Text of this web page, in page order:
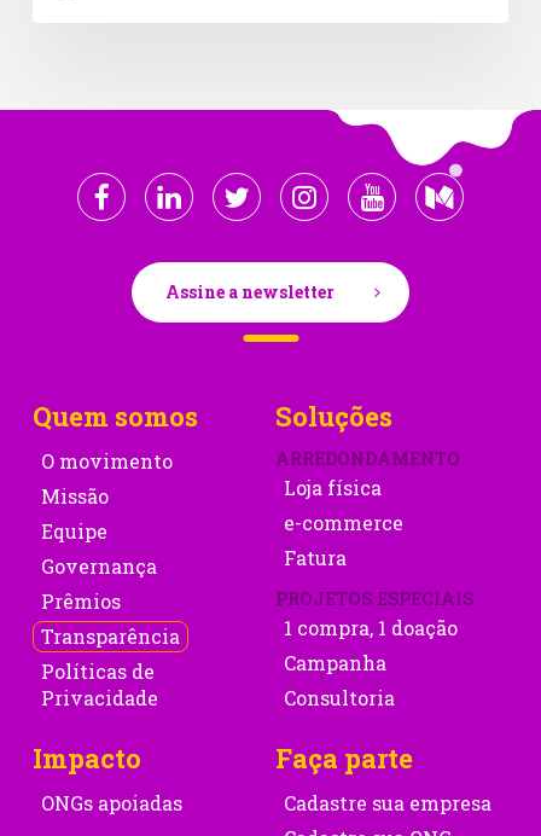
Assine a newsletter
Quem somos
O movimento
Missão
Equipe
Governança
Prêmios
Transparência
Políticas de
Privacidade
Soluções
ARREDONDAMENTO
Loja física
e-commerce
Fatura
PROJETOS ESPECIAIS
1 compra, 1 doação
Campanha
Consultoria
Impacto
ONGs apoiadas
Faça parte
Cadastre sua empresa